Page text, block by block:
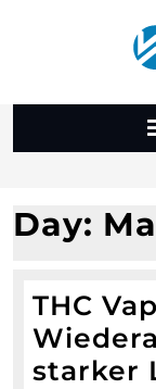
Day:
THC
starker